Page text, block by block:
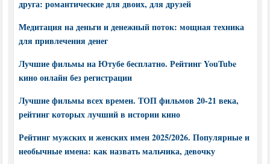
друга: романтические для двоих, для друзей
Медитация на деньги и денежный поток: мощная техника
для привлечения денег
Лучшие фильмы на Ютубе бесплатно. Рейтинг YouTube
кино онлайн без регистрации
Лучшие фильмы всех времен. ТОП фильмов 20-21 века,
рейтинг которых лучший в истории кино
Рейтинг мужских и женских имен 2025/2026. Популярные и
необычные имена: как назвать мальчика, девочку